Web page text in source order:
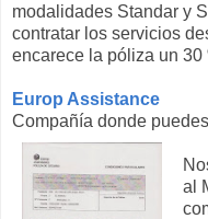
modalidades Standar y
contratar los servicios
encarece la póliza un 30
Europ Assistance
Compañía donde
al